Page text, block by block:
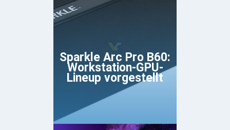
Sparkle Arc Pro B60:
Workstation-GPU-
Lineup vorgestellt